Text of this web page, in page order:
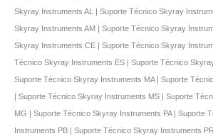
Skyray Instruments AL | Suporte Técnico Skyray
Skyray Instruments AM | Suporte Técnico Skyray
Skyray Instruments CE | Suporte Técnico Skyray
Técnico Skyray Instruments ES | Suporte Técnico
Suporte Técnico Skyray Instruments MA | Suporte
| Suporte Técnico Skyray Instruments MS | Suporte
MG | Suporte Técnico Skyray Instruments PA | Suporte
Instruments PB | Suporte Técnico Skyray Instruments